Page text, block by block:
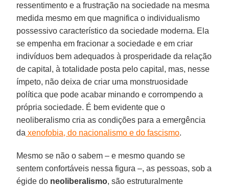
ressentimento e a frustração na sociedade na mesma
medida mesmo em que magnifica o individualismo
possessivo característico da sociedade moderna. Ela
se empenha em fracionar a sociedade e em criar
indivíduos bem adequados à prosperidade da relação
de capital, à totalidade posta pelo capital, mas, nesse
ímpeto, não deixa de criar uma monstruosidade
política que pode acabar minando e corrompendo a
própria sociedade. É bem evidente que o
neoliberalismo cria as condições para a emergência
da xenofobia, do nacionalismo e do fascismo.
Mesmo se não o sabem – e mesmo quando se
sentem confortáveis nessa figura –, as pessoas, sob a
égide do neoliberalismo, são estruturalmente